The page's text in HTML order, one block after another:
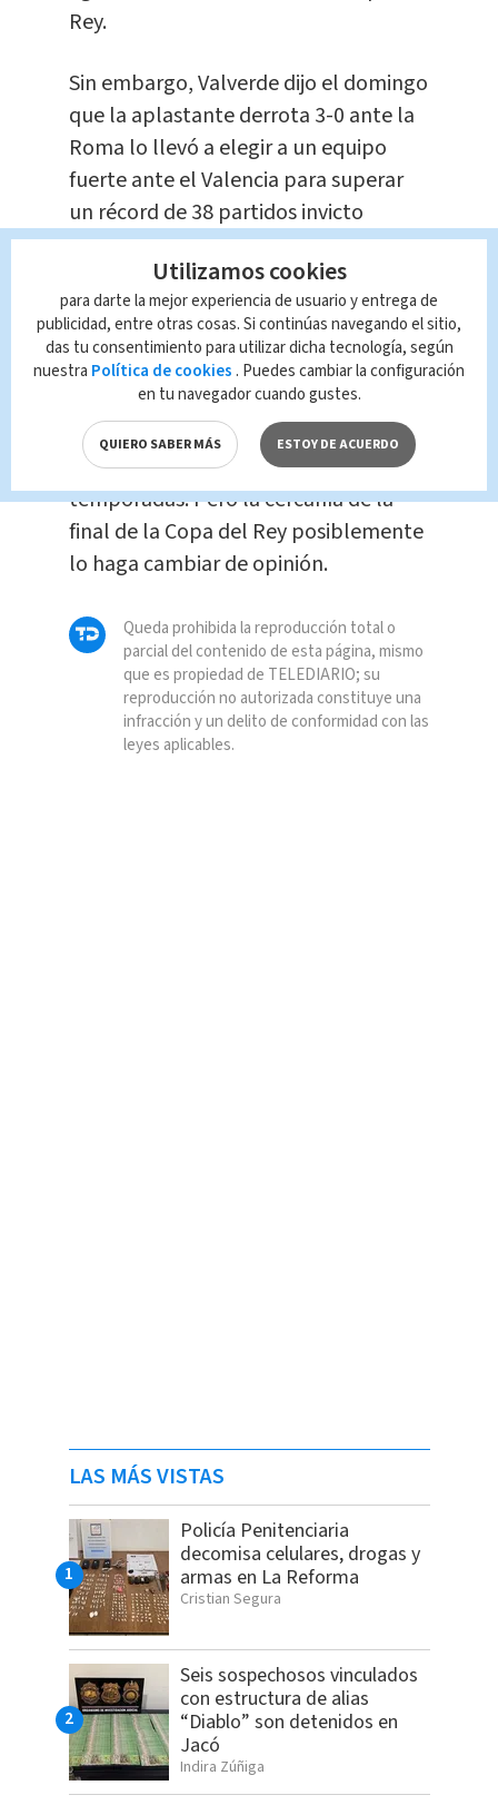
Rey.
Sin embargo, Valverde dijo el domingo
que la aplastante derrota 3-0 ante la
Roma lo llevó a elegir a un equipo
fuerte ante el Valencia para superar
un récord de 38 partidos invicto
establecido por la Real Sociedad en
Y para mantener la moral de su
equipo, Valverde podría elegir a la
mayoría de sus titulares contra el
Celta, en cuyo estadio el Barcelona ha
sufrido derrotas en las últimas dos
temporadas. Pero la cercanía de la
final de la Copa del Rey posiblemente
lo haga cambiar de opinión.
Queda prohibida la reproducción total o
parcial del contenido de esta página, mismo
que es propiedad de TELEDIARIO; su
reproducción no autorizada constituye una
infracción y un delito de conformidad con las
leyes aplicables.
LAS MÁS VISTAS
Policía Penitenciaria
decomisa celulares, drogas y
armas en La Reforma
Cristian Segura
Seis sospechosos vinculados
con estructura de alias
“Diablo” son detenidos en
Jacó
Indira Zúñiga
Utilizamos cookies
para darte la mejor experiencia de usuario y entrega de
publicidad, entre otras cosas. Si continúas navegando el sitio,
das tu consentimiento para utilizar dicha tecnología, según
nuestra Política de cookies . Puedes cambiar la configuración
en tu navegador cuando gustes.
QUIERO SABER MÁS ESTOY DE ACUERDO